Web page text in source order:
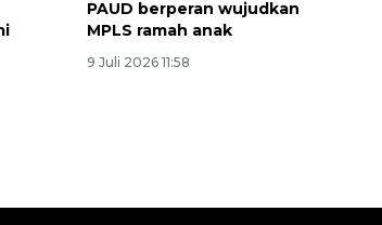
Pemkot Kediri dorong Bunda